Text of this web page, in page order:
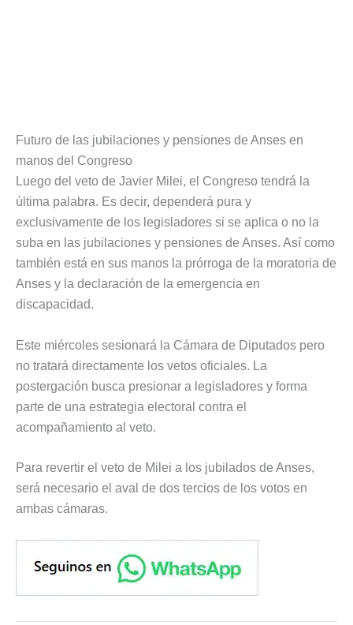
Futuro de las jubilaciones y pensiones de Anses en
manos del Congreso
Luego del veto de Javier Milei, el Congreso tendrá la
última palabra. Es decir, dependerá pura y
exclusivamente de los legisladores si se aplica o no la
suba en las jubilaciones y pensiones de Anses. Así como
también está en sus manos la prórroga de la moratoria de
Anses y la declaración de la emergencia en
discapacidad.
Este miércoles sesionará la Cámara de Diputados pero
no tratará directamente los vetos oficiales. La
postergación busca presionar a legisladores y forma
parte de una estrategia electoral contra el
acompañamiento al veto.
Para revertir el veto de Milei a los jubilados de Anses,
será necesario el aval de dos tercios de los votos en
ambas cámaras.